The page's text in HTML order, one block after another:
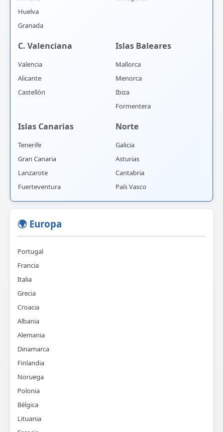
Huelva
Granada
C. Valenciana
Valencia
Alicante
Castellón
Islas Baleares
Mallorca
Menorca
Ibiza
Formentera
Islas Canarias
Tenerife
Gran Canaria
Lanzarote
Fuerteventura
Norte
Galicia
Asturias
Cantabria
País Vasco
🌍 Europa
Portugal
Francia
Italia
Grecia
Croacia
Albania
Alemania
Dinamarca
Finlandia
Noruega
Polonia
Bélgica
Lituania